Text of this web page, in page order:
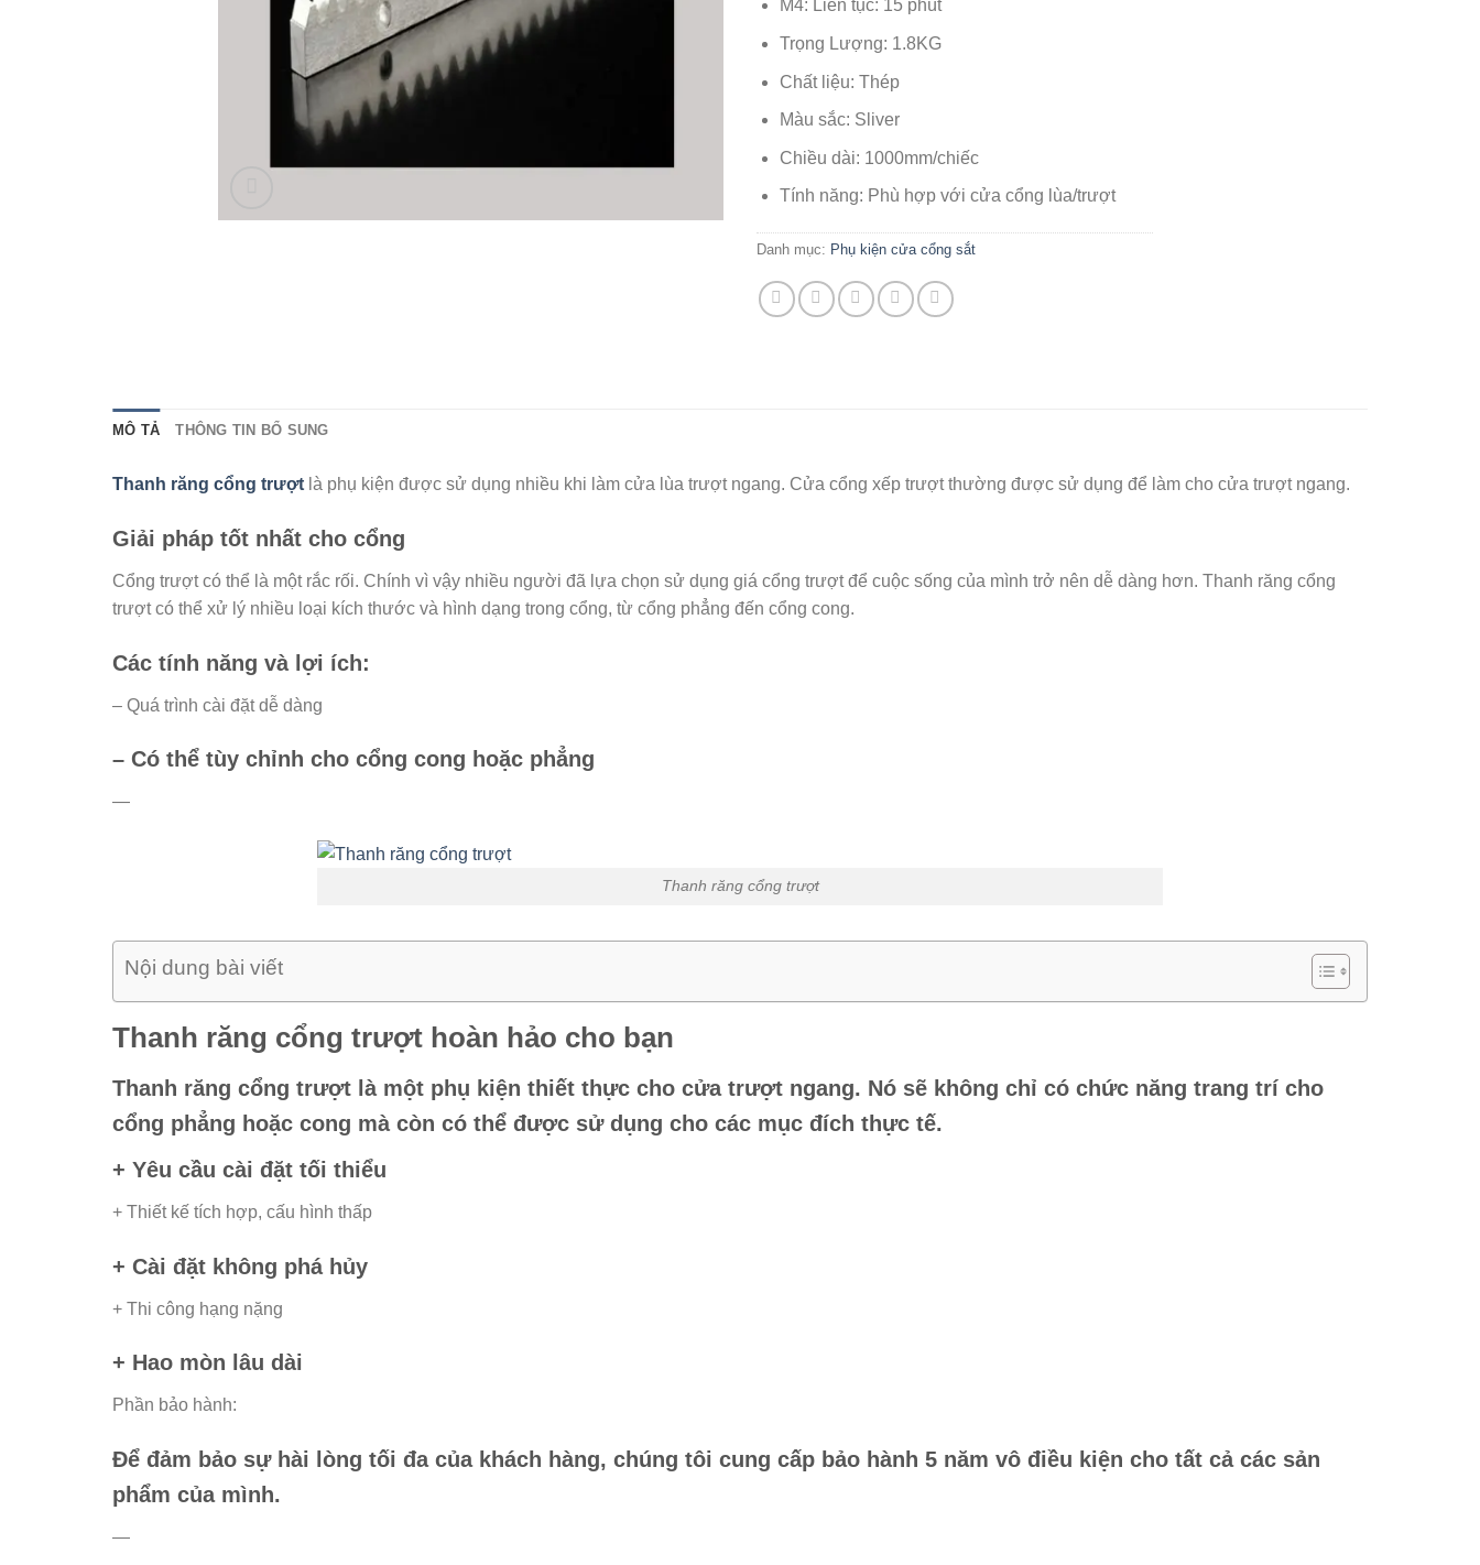
M4: Liên tục: 15 phút
Trọng Lượng: 1.8KG
Chất liệu: Thép
Màu sắc: Sliver
Chiều dài: 1000mm/chiếc
Tính năng: Phù hợp với cửa cổng lùa/trượt
Danh mục: Phụ kiện cửa cổng sắt
MÔ TẢ THÔNG TIN BỔ SUNG
Thanh răng cổng trượt là phụ kiện được sử dụng nhiều khi làm cửa lùa trượt ngang. Cửa cổng xếp trượt thường được sử dụng để làm cho cửa trượt ngang.
Giải pháp tốt nhất cho cổng
Cổng trượt có thể là một rắc rối. Chính vì vậy nhiều người đã lựa chọn sử dụng giá cổng trượt để cuộc sống của mình trở nên dễ dàng hơn. Thanh răng cổng
trượt có thể xử lý nhiều loại kích thước và hình dạng trong cổng, từ cổng phẳng đến cổng cong.
Các tính năng và lợi ích:
– Quá trình cài đặt dễ dàng
– Có thể tùy chỉnh cho cổng cong hoặc phẳng
—
Thanh răng cổng trượt
Nội dung bài viết
Thanh răng cổng trượt hoàn hảo cho bạn
Thanh răng cổng trượt là một phụ kiện thiết thực cho cửa trượt ngang. Nó sẽ không chỉ có chức năng trang trí cho
cổng phẳng hoặc cong mà còn có thể được sử dụng cho các mục đích thực tế.
+ Yêu cầu cài đặt tối thiểu
+ Thiết kế tích hợp, cấu hình thấp
+ Cài đặt không phá hủy
+ Thi công hạng nặng
+ Hao mòn lâu dài
Phần bảo hành:
Để đảm bảo sự hài lòng tối đa của khách hàng, chúng tôi cung cấp bảo hành 5 năm vô điều kiện cho tất cả các sản
phẩm của mình.
—